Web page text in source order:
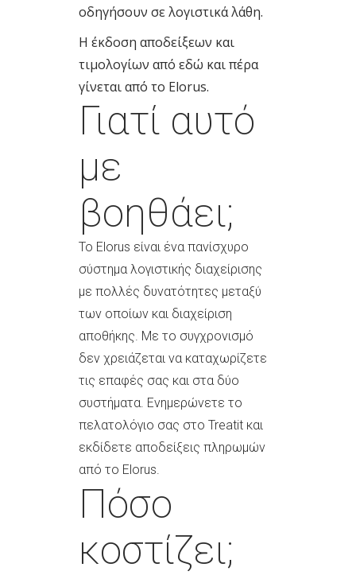
οδηγήσουν σε λογιστικά λάθη.
Η έκδοση αποδείξεων και
τιμολογίων από εδώ και πέρα
γίνεται από το Elorus.
Γιατί αυτό
με
βοηθάει;
Το Elorus είναι ένα πανίσχυρο
σύστημα λογιστικής διαχείρισης
με πολλές δυνατότητες μεταξύ
των οποίων και διαχείριση
αποθήκης. Με το συγχρονισμό
δεν χρειάζεται να καταχωρίζετε
τις επαφές σας και στα δύο
συστήματα. Ενημερώνετε το
πελατολόγιο σας στο Treatit και
εκδίδετε αποδείξεις πληρωμών
από το Elorus.
Πόσο
κοστίζει;